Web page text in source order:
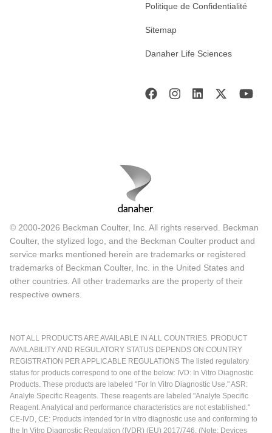
Politique de Confidentialité
Sitemap
Danaher Life Sciences
© 2000-2026 Beckman Coulter, Inc. All rights reserved. Beckman
Coulter, the stylized logo, and the Beckman Coulter product and
service marks mentioned herein are trademarks or registered
trademarks of Beckman Coulter, Inc. in the United States and
other countries. All other trademarks are the property of their
respective owners.
NOT ALL PRODUCTS ARE AVAILABLE IN ALL COUNTRIES. PRODUCT
AVAILABILITY AND REGULATORY STATUS DEPENDS ON COUNTRY
REGISTRATION PER APPLICABLE REGULATIONS The listed regulatory
status for products correspond to one of the below: IVD: In Vitro Diagnostic
Products. These products are labeled "For In Vitro Diagnostic Use." ASR:
Analyte Specific Reagents. These reagents are labeled "Analyte Specific
Reagent. Analytical and performance characteristics are not established."
CE-IVD, CE: Products intended for in vitro diagnostic use and conforming to
the In Vitro Diagnostic Regulation (IVDR) (EU) 2017/746. (Note: Devices